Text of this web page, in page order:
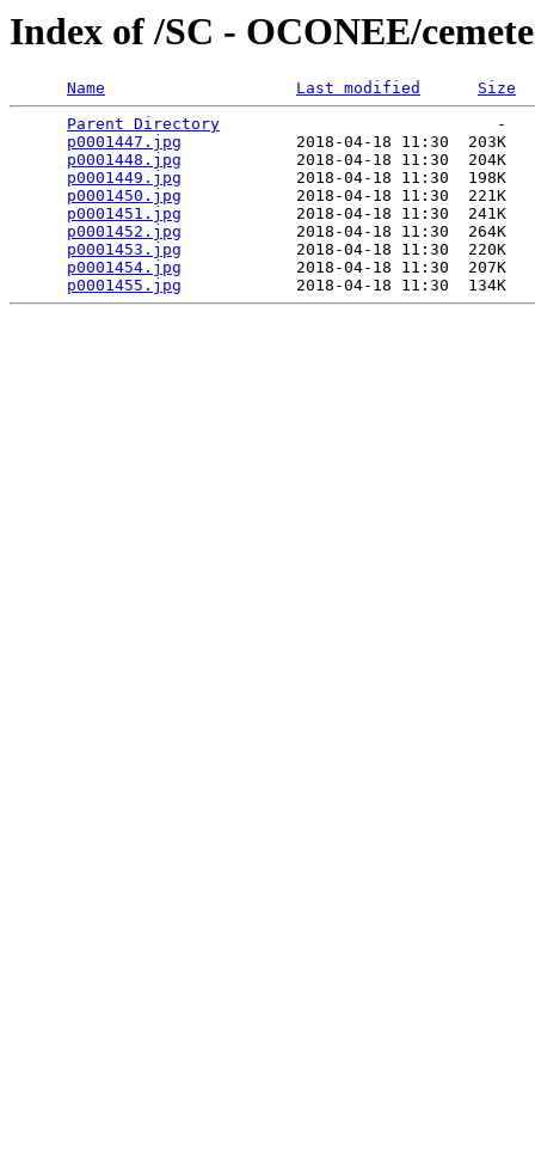
Index of /SC - OCONEE/
Name Last modified
Size
Parent Directory
                             -
p0001447.jpg
            2018-04-18 11:30  203K
p0001448.jpg
            2018-04-18 11:30  204K
p0001449.jpg
            2018-04-18 11:30  198K
p0001450.jpg
            2018-04-18 11:30  221K
p0001451.jpg
            2018-04-18 11:30  241K
p0001452.jpg
            2018-04-18 11:30  264K
p0001453.jpg
            2018-04-18 11:30  220K
p0001454.jpg
            2018-04-18 11:30  207K
p0001455.jpg